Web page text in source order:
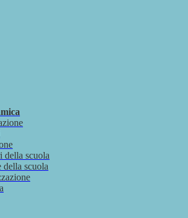
della scuola
della scuola